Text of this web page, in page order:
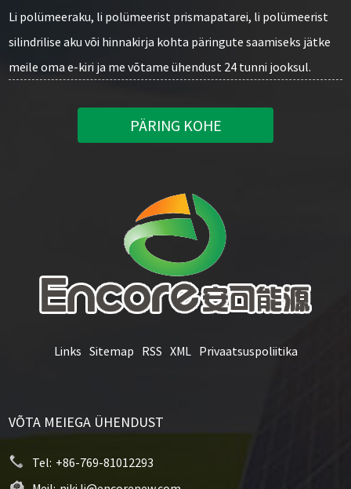
Li polümeeraku, li polümeerist prismapatarei, li polümeerist
silindrilise aku või hinnakirja kohta päringute saamiseks jätke
meile oma e-kiri ja me võtame ühendust 24 tunni jooksul.
PÄRING KOHE
Links Sitemap RSS XML Privaatsuspoliitika
VÕTA MEIEGA ÜHENDUST
Tel: +86-769-81012293